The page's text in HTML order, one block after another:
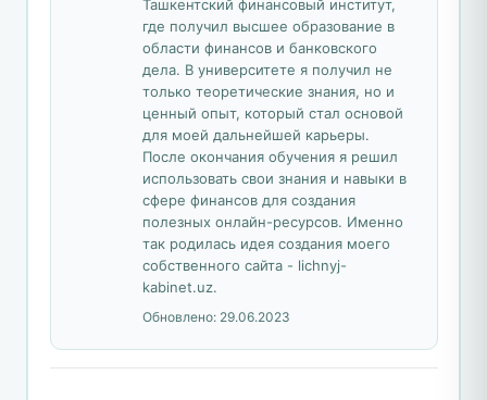
Ташкентский финансовый институт,
где получил высшее образование в
области финансов и банковского
дела. В университете я получил не
только теоретические знания, но и
ценный опыт, который стал основой
для моей дальнейшей карьеры.
После окончания обучения я решил
использовать свои знания и навыки в
сфере финансов для создания
полезных онлайн-ресурсов. Именно
так родилась идея создания моего
собственного сайта - lichnyj-
kabinet.uz.
Обновлено: 29.06.2023